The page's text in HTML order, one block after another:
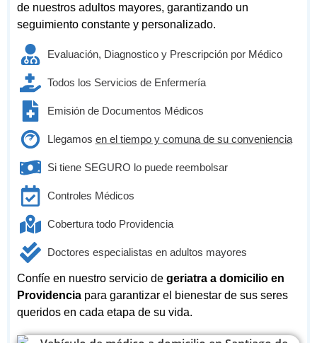
de nuestros adultos mayores, garantizando un
seguimiento constante y personalizado.
Evaluación, Diagnostico y Prescripción por Médico
Todos los Servicios de Enfermería
Emisión de Documentos Médicos
Llegamos en el tiempo y comuna de su conveniencia
Si tiene SEGURO lo puede reembolsar
Controles Médicos
Cobertura todo Providencia
Doctores especialistas en adultos mayores
Confíe en nuestro servicio de geriatra a domicilio en
Providencia para garantizar el bienestar de sus seres
queridos en cada etapa de su vida.